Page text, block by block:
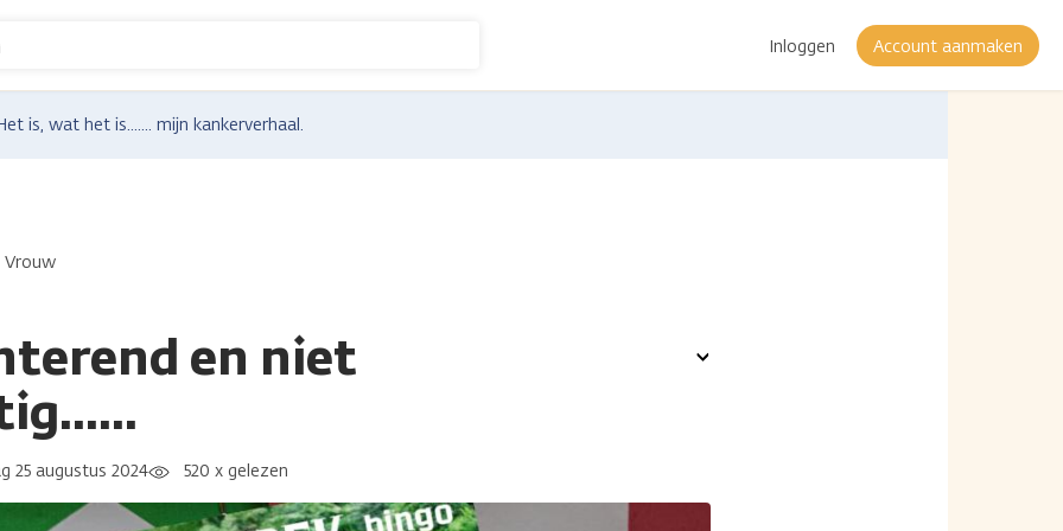
Inloggen Account aanmaken
is, wat het is....... mijn kankerverhaal.
Vrouw
en niet
25 augustus 2024 520 x gelezen
Toon